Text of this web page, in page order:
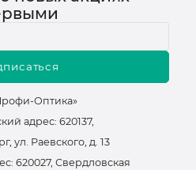
Оптика»
адрес: 620137,
ул. Раевского, д. 13
620027, Свердловская